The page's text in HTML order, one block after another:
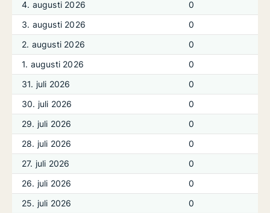
4. augusti 2026
0
3. augusti 2026
0
2. augusti 2026
0
1. augusti 2026
0
31. juli 2026
0
30. juli 2026
0
29. juli 2026
0
28. juli 2026
0
27. juli 2026
0
26. juli 2026
0
25. juli 2026
0